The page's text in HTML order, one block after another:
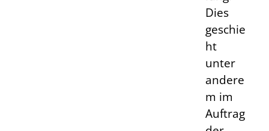
Dies
geschie
ht
unter
andere
m im
Auftrag